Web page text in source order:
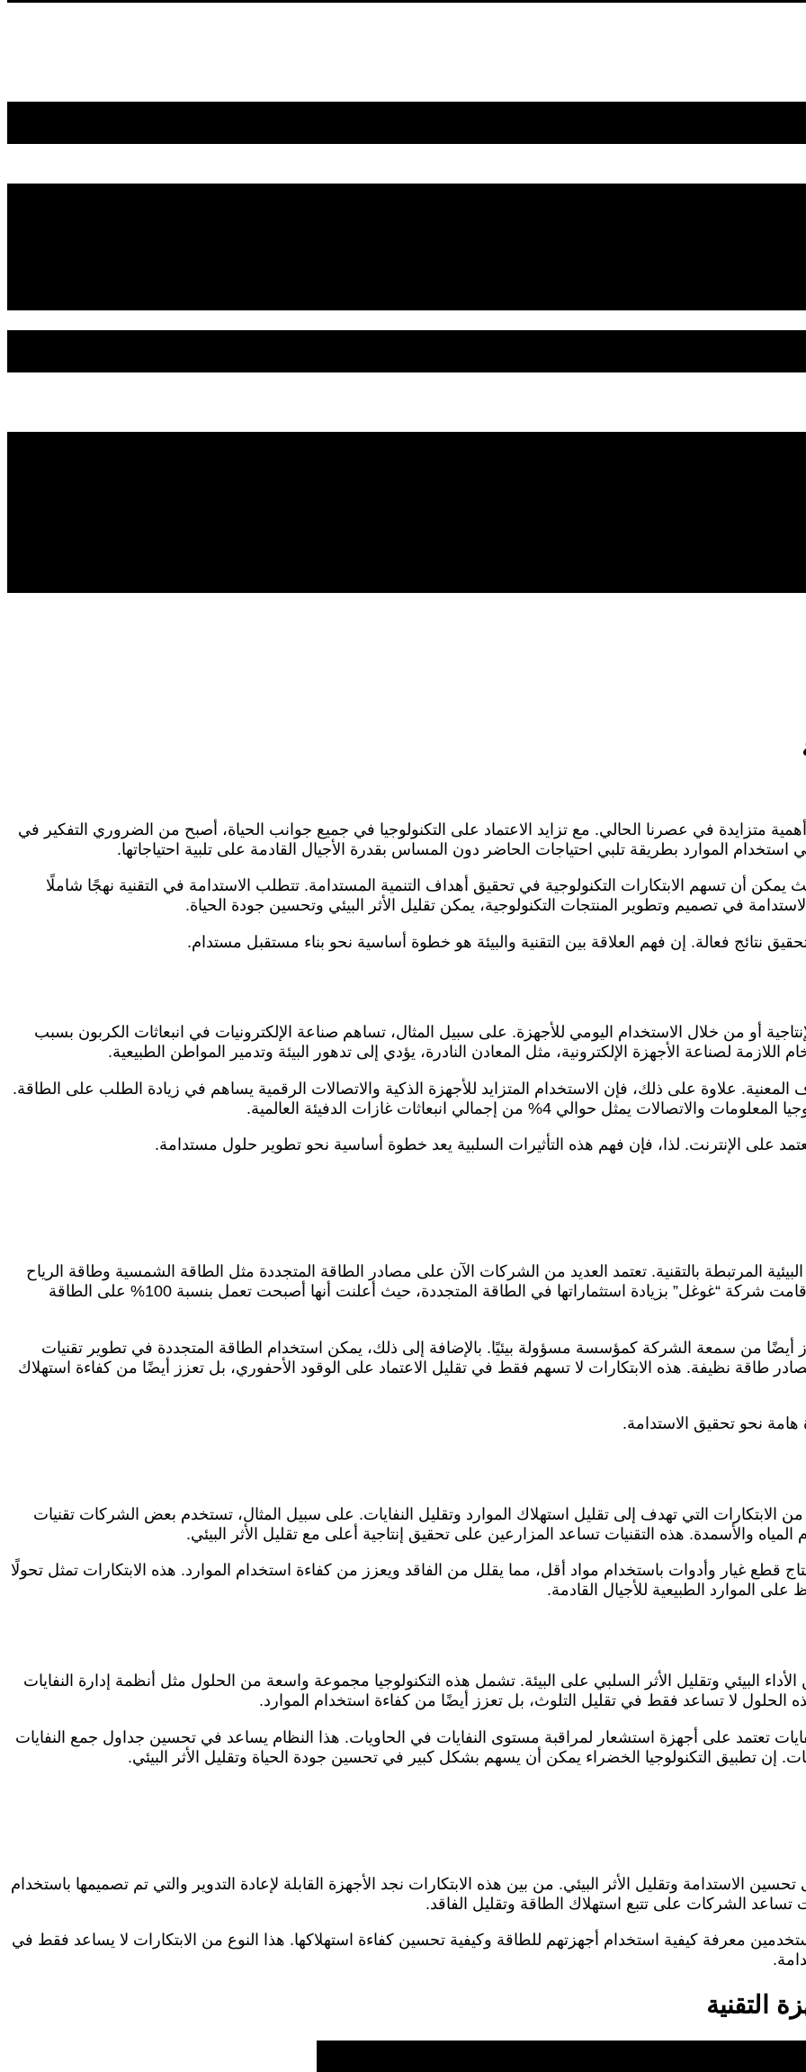
متزايدة في عصرنا الحالي. مع تزايد الاعتماد على التكنولوجيا في جميع جوانب الحياة، أصبح من الضروري التفكير في
استخدام الموارد بطريقة تلبي احتياجات الحاضر دون المساس بقدرة الأجيال القادمة على تلبية احتياجاتها.
أن تسهم الابتكارات التكنولوجية في تحقيق أهداف التنمية المستدامة. تتطلب الاستدامة في التقنية نهجًا شاملًا
في تصميم وتطوير المنتجات التكنولوجية، يمكن تقليل الأثر البيئي وتحسين جودة الحياة.
نتائج فعالة. إن فهم العلاقة بين التقنية والبيئة هو خطوة أساسية نحو بناء مستقبل مستدام.
أو من خلال الاستخدام اليومي للأجهزة. على سبيل المثال، تساهم صناعة الإلكترونيات في انبعاثات الكربون بسبب
اللازمة لصناعة الأجهزة الإلكترونية، مثل المعادن النادرة، يؤدي إلى تدهور البيئة وتدمير المواطن الطبيعية.
علاوة على ذلك، فإن الاستخدام المتزايد للأجهزة الذكية والاتصالات الرقمية يساهم في زيادة الطلب على الطاقة.
حوالي 4% من إجمالي انبعاثات غازات الدفيئة العالمية.
على الإنترنت. لذا، فإن فهم هذه التأثيرات السلبية يعد خطوة أساسية نحو تطوير حلول مستدامة.
المرتبطة بالتقنية. تعتمد العديد من الشركات الآن على مصادر الطاقة المتجددة مثل الطاقة الشمسية وطاقة الرياح
لتشغيل مراكز البيانات والمرافق الإنتاجية. على سبيل المثال، قامت شركة “غوغل” بزيادة استثماراتها في الطاقة المتجددة، حيث أعلنت أنها أصبحت تعمل بنسبة 100% على الطاقة
أيضًا من سمعة الشركة كمؤسسة مسؤولة بيئيًا. بالإضافة إلى ذلك، يمكن استخدام الطاقة المتجددة في تطوير تقنيات
طاقة نظيفة. هذه الابتكارات لا تسهم فقط في تقليل الاعتماد على الوقود الأحفوري، بل تعزز أيضًا من كفاءة استهلاك
نحو تحقيق الاستدامة.
الابتكارات التي تهدف إلى تقليل استهلاك الموارد وتقليل النفايات. على سبيل المثال، تستخدم بعض الشركات تقنيات
والأسمدة. هذه التقنيات تساعد المزارعين على تحقيق إنتاجية أعلى مع تقليل الأثر البيئي.
إنتاج قطع غيار وأدوات باستخدام مواد أقل، مما يقلل من الفاقد ويعزز من كفاءة استخدام الموارد. هذه الابتكارات تمثل تحولًا
الموارد الطبيعية للأجيال القادمة.
البيئي وتقليل الأثر السلبي على البيئة. تشمل هذه التكنولوجيا مجموعة واسعة من الحلول مثل أنظمة إدارة النفايات
الحلول لا تساعد فقط في تقليل التلوث، بل تعزز أيضًا من كفاءة استخدام الموارد.
تعتمد على أجهزة استشعار لمراقبة مستوى النفايات في الحاويات. هذا النظام يساعد في تحسين جداول جمع النفايات
إن تطبيق التكنولوجيا الخضراء يمكن أن يسهم بشكل كبير في تحسين جودة الحياة وتقليل الأثر البيئي.
الاستدامة وتقليل الأثر البيئي. من بين هذه الابتكارات نجد الأجهزة القابلة لإعادة التدوير والتي تم تصميمها باستخدام
تساعد الشركات على تتبع استهلاك الطاقة وتقليل الفاقد.
معرفة كيفية استخدام أجهزتهم للطاقة وكيفية تحسين كفاءة استهلاكها. هذا النوع من الابتكارات لا يساعد فقط في
التقنية